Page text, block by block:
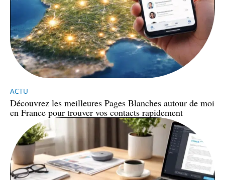
ACTU
Découvrez les meilleures Pages Blanches autour de moi
en France pour trouver vos contacts rapidement